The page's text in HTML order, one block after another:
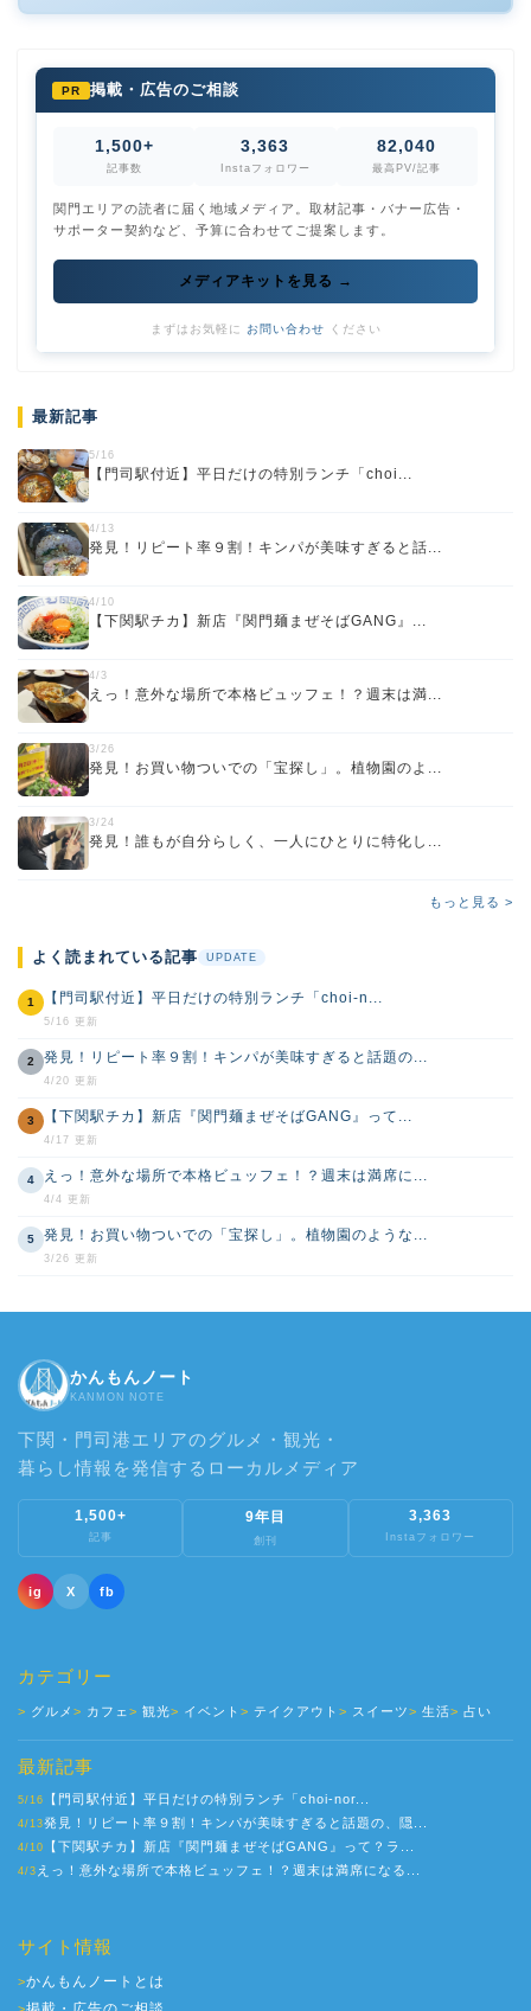
PR 掲載・広告のご相談
1,500+
記事数
3,363
Instaフォロワー
82,040
最高PV/記事
関門エリアの読者に届く地域メディア。取材記事・バナー広告・
サポーター契約など、予算に合わせてご提案します。
メディアキットを見る →
まずはお気軽に お問い合わせ ください
最新記事
5/16
【門司駅付近】平日だけの特別ランチ「choi...
4/13
発見！リピート率９割！キンパが美味すぎると話...
4/10
【下関駅チカ】新店『関門麺まぜそばGANG』...
4/3
えっ！意外な場所で本格ビュッフェ！？週末は満...
3/26
発見！お買い物ついでの「宝探し」。植物園のよ...
3/24
発見！誰もが自分らしく、一人にひとりに特化し...
もっと見る >
よく読まれている記事 UPDATE
1 【門司駅付近】平日だけの特別ランチ「choi-n...
5/16 更新
2 発見！リピート率９割！キンパが美味すぎると話題の...
4/20 更新
3 【下関駅チカ】新店『関門麺まぜそばGANG』って...
4/17 更新
4 えっ！意外な場所で本格ビュッフェ！？週末は満席に...
4/4 更新
5 発見！お買い物ついでの「宝探し」。植物園のような...
3/26 更新
かんもんノート
KANMON NOTE
下関・門司港エリアのグルメ・観光・
暮らし情報を発信するローカルメディア
1,500+
記事
9年目
創刊
3,363
Instaフォロワー
ig X fb
カテゴリー
グルメ カフェ 観光 イベント テイクアウト スイーツ 生活 占い
最新記事
5/16 【門司駅付近】平日だけの特別ランチ「choi-nor...
4/13発見！リピート率９割！キンパが美味すぎると話題の、隠...
4/10 【下関駅チカ】新店『関門麺まぜそばGANG』って？ラ...
4/3 えっ！意外な場所で本格ビュッフェ！？週末は満席になる...
サイト情報
>かんもんノートとは